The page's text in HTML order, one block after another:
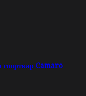
Camaro